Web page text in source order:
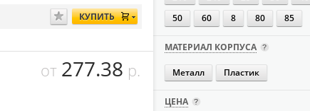
50
60 8 80 85
МАТЕРИАЛ КОРПУСА
Металл Пластик
ЦЕНА
КУПИТЬ
от 277.38 р.